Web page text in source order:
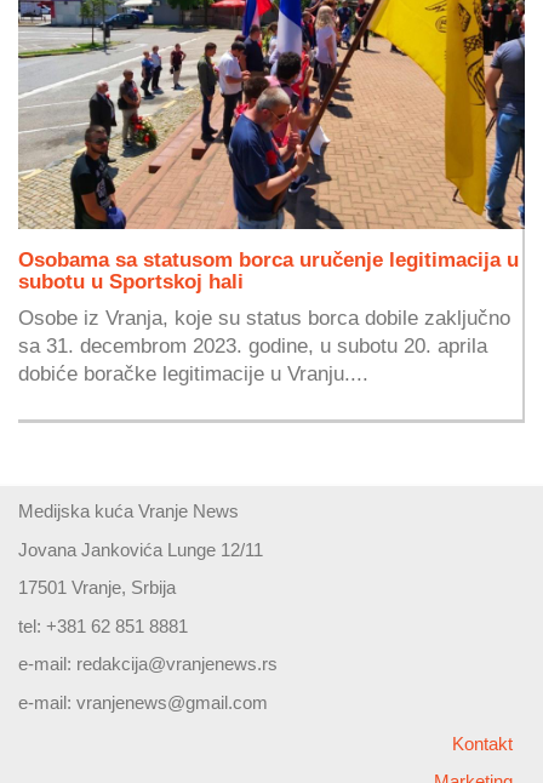
Osobama sa statusom borca uručenje legitimacija u
subotu u Sportskoj hali
Osobe iz Vranja, koje su status borca dobile zaključno
sa 31. decembrom 2023. godine, u subotu 20. aprila
dobiće boračke legitimacije u Vranju....
Medijska kuća Vranje News
Jovana Jankovića Lunge 12/11
17501 Vranje, Srbija
tel: +381 62 851 8881
e-mail: redakcija@vranjenews.rs
e-mail: vranjenews@gmail.com
Kontakt